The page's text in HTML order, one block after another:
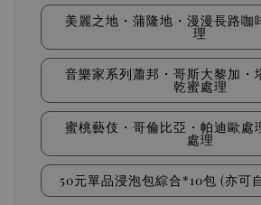
美麗之地・蒲隆地・漫漫長路咖
理
音樂家系列蕭邦・哥斯大黎加・
乾蜜處理
蜜桃藝伎・哥倫比亞・帕迪歐處
處理
50元單品浸泡包綜合*10包 (亦可